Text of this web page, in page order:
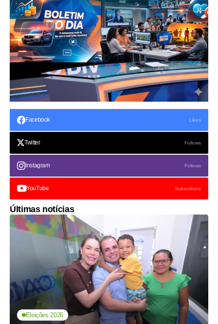
Facebook Likes
Twitter Follows
Instagram Follows
YouTube Subscribers
Últimas notícias
Eleições 2026